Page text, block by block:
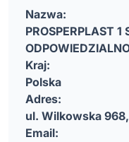
Nazwa:
PROSPERPLAST
Kraj:
Polska
Adres:
ul. Wilkowska
Email: